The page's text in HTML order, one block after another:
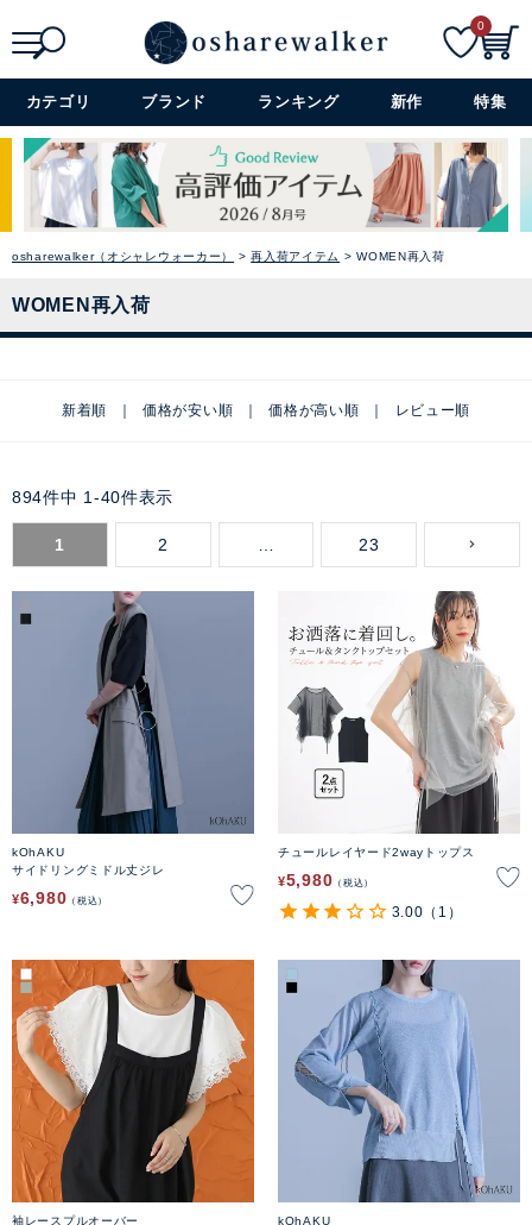
詳細検索+
0
カテゴリ ブランド ランキング 新作 特集
osharewalker（オシャレウォーカー） 再入荷アイテム WOMEN再入荷
WOMEN再入荷
新着順 価格が安い順 価格が高い順 レビュー順
894件中 1 -40件表示
1 2 23
kOhAKU
サイドリングミドル丈ジレ
¥6,980 税込
チュールレイヤード2wayトップス
¥5,980 税込
3.00 （1）
袖レースプルオーバー
kOhAKU